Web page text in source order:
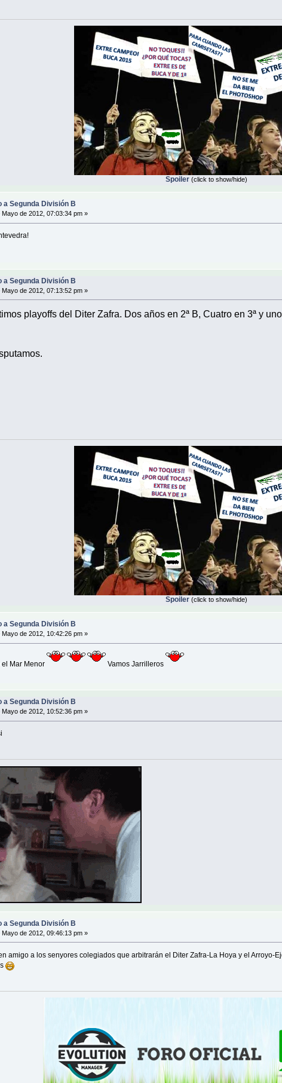
Spoiler(click to show/hide)
a Segunda División B
Mayo de 2012, 07:03:34 pm »
Segunda División B
Mayo de 2012, 07:13:52 pm »
playoffs del Diter Zafra. Dos años en 2ª B, Cuatro en 3ª y
Spoiler(click to show/hide)
a Segunda División B
Mayo de 2012, 10:42:26 pm »
Mar Menor Vamos Jarrilleros
a Segunda División B
Mayo de 2012, 10:52:36 pm »
Segunda División B
Mayo de 2012, 09:46:13 pm »
amigo a los senyores colegiados que arbitrarán el Diter Zafra-La Hoya y el Arroyo-